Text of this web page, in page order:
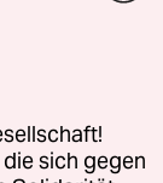
sich gegen